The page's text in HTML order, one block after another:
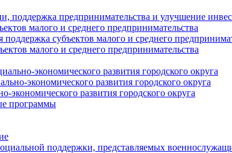
поддержка предпринимательства и улучшение
малого и среднего предпринимательства
субъектов малого и среднего
малого и среднего предпринимательства
экономического развития городского округа
экономического развития городского округа
экономического развития городского округа
программы
поддержки, представляемых